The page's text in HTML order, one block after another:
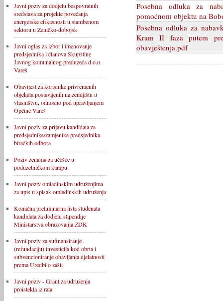
Javni poziv za dodjelu bespovratnih
sredstava za projekte povećanja
energetske efikasnosti u stambenom
sektoru u Zeničko-dobojsk
Javni oglas za izbor i imenovanje
predsjednika i članova Skupštine
Javnog komunalnog preduzeća d.o.o.
Vareš
Obavijest za korisnike privremenih
objekata postavljenih na zemljištu u
vlasništvu, odnosno pod upravljanjem
Općine Vareš
Javni poziv za prijavu kandidata za
predsjednike/zamjenike predsjednika
biračkih odbora
Poziv ženama za učešće u
poduzetničkom kampu
Javni poziv omladinskim udruženjima
za upis u spisak omladinskih udruženja
Konačna preliminarna lista studenata
kandidata za dodjelu stipendije
Ministarstva obrazovanja ZDK
Javni poziv za sufinansiranje
(refundaciju) investicija kod obrta i
subvencioniranje obavljanja djelatnosti
prema Uredbi o zašti
Javni poziv - Grant za udruženja
proistekla iz rata
Posebna odluka za
pomoćnom objektu na
Posebna odluka za
Kram II faza putem
obavještenja.pdf